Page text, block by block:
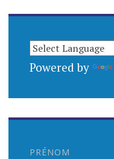
Powered by
PRÉNOM